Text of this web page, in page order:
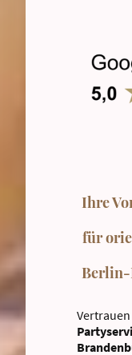
Ihre
für
Berlin-